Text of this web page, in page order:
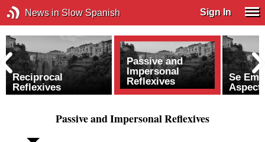
News in Slow Spanish Sign In
Reciprocal
Reflexives
Passive and
Impersonal
Reflexives
Se
Passive and Impersonal Reflexives